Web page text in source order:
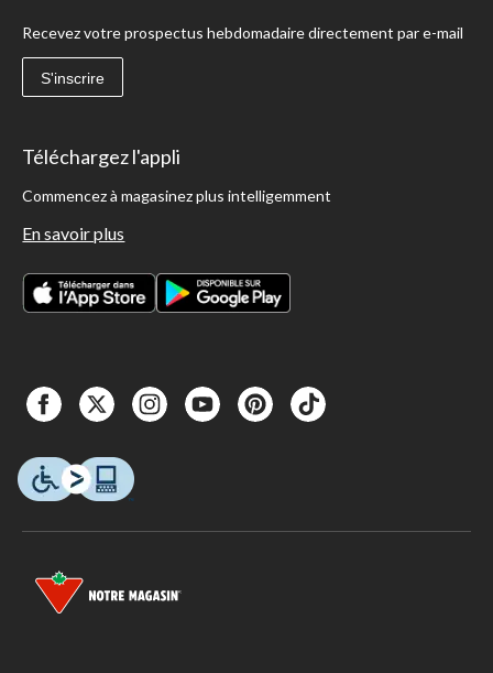
Recevez votre prospectus hebdomadaire directement par e-mail
S'inscrire
Téléchargez l'appli
Commencez à magasinez plus intelligemment
En savoir plus